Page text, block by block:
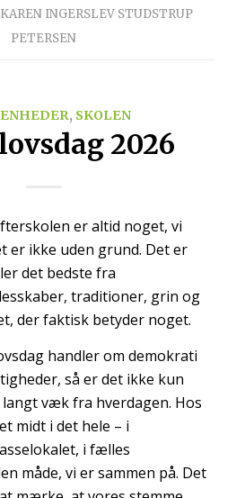
KAREN INGERSLEV STUDSTRUP
PETERSEN
, SKOLEN
2026
er altid noget, vi
er ikke uden grund. Det er
det bedste fra
traditioner, grin og
der faktisk betyder noget.
handler om demokrati
så er det ikke kun
væk fra hverdagen. Hos
midt i det hele – i
i fælles
måde, vi er sammen på. Det